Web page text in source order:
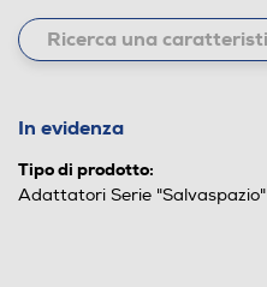
In evidenza
Tipo di prodotto:
Adattatori Serie "Salvaspazio"